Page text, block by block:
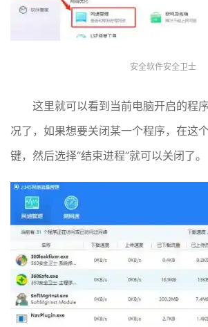
安全软件安全卫士
这里就可以看到当前电脑开启的程
况了，如果想要关闭某一个程序，在这
键，然后选择“结束进程”就可以关闭了。